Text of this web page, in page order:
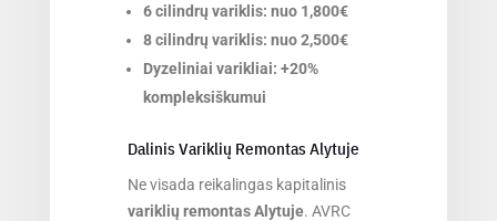
6 cilindrų variklis: nuo 1,800€
8 cilindrų variklis: nuo 2,500€
Dyzeliniai varikliai: +20%
kompleksiškumui
Dalinis Variklių Remontas Alytuje
Ne visada reikalingas kapitalinis
variklių remontas Alytuje. AVRC